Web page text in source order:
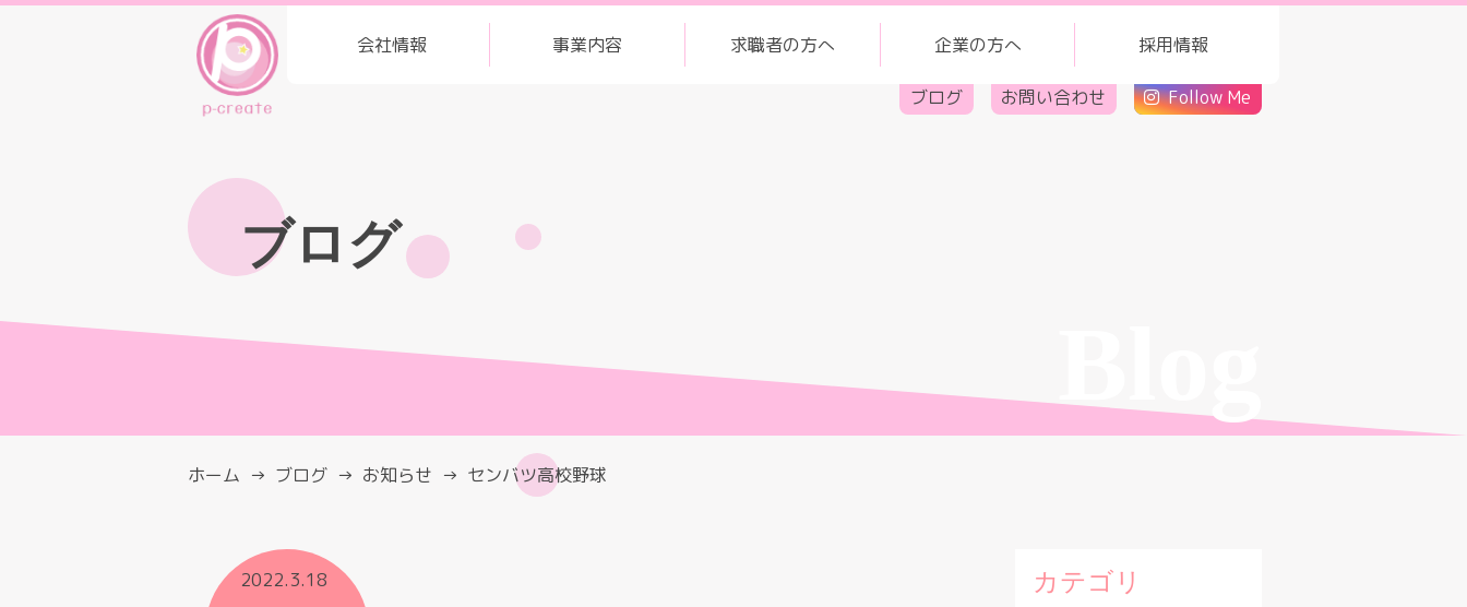
会社情報 事業内容 求職者の方へ 企業の方へ 採用情報
ブログ お問い合わせ Follow Me
ブログ
ホーム ブログ お知らせ センバツ高校野球
2022.3.18 カテゴリ